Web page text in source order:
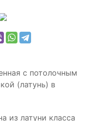
с потолочным
(латунь) в
из латуни класса